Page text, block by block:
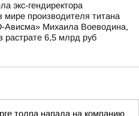
экс-гендиректора
мире производителя титана
Михаила Воеводина,
растрате 6,5 млрд руб
толпа напала на компанию